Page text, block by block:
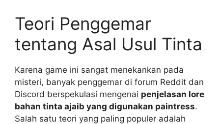
Teori Penggemar
tentang Asal Usul Tinta
Karena game ini sangat menekankan pada
misteri, banyak penggemar di forum Reddit dan
Discord berspekulasi mengenai penjelasan lore
bahan tinta ajaib yang digunakan paintress.
Salah satu teori yang paling populer adalah